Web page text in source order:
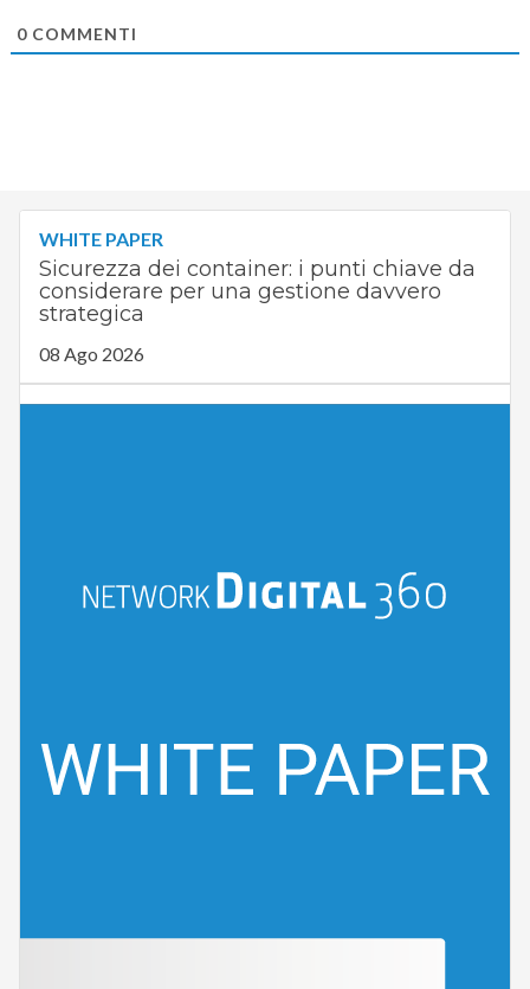
0COMMENTI
WHITE PAPER
Sicurezza dei container: i punti chiave da
considerare per una gestione davvero
strategica
08 Ago 2026